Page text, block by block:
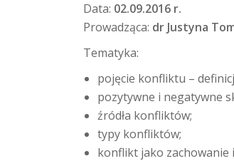
Data: 02.09.2016 r.
Prowadząca: dr Justyna
Tematyka:
pojęcie konfliktu –
pozytywne i negatywne
źródła konfliktów;
typy konfliktów;
konflikt jako zachowanie